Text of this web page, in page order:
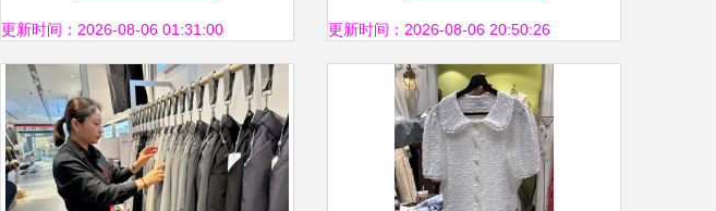
化与高端体验
更新时间：2026-08-06 01:31:00 更新时间：2026-08-06 20:50:26